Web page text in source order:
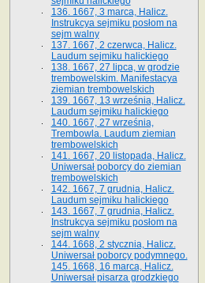
136. 1667, 3 marca, Halicz.
Instrukcya sejmiku posłom na
sejm walny
137. 1667, 2 czerwca, Halicz.
Laudum sejmiku halickiego
138. 1667, 27 lipca, w grodzie
trembowelskim. Manifestacya
ziemian trembowelskich
139. 1667, 13 września, Halicz.
Laudum sejmiku halickiego
140. 1667, 27 września,
Trembowla. Laudum ziemian
trembowelskich
141. 1667, 20 listopada, Halicz.
Uniwersał poborcy do ziemian
trembowelskich
142. 1667, 7 grudnia, Halicz.
Laudum sejmiku halickiego
143. 1667, 7 grudnia, Halicz.
Instrukcya sejmiku posłom na
sejm walny
144. 1668, 2 stycznia, Halicz.
Uniwersał poborcy podymnego.
145. 1668, 16 marca, Halicz.
Uniwersał pisarza grodzkiego